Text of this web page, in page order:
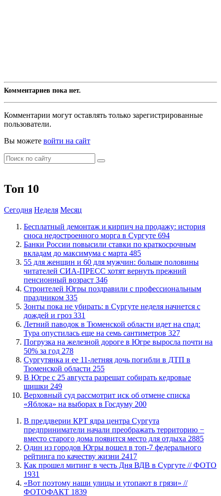
Комментариев пока нет.
Комментарии могут оставлять только зарегистрированные
пользователи.
Вы можете войти на сайт
Топ 10
Сегодня Неделя Месяц
​Бесплатный демонтаж и кирпич на продажу: история
сноса недостроенного морга в Сургуте 694
​Банки России повысили ставки по краткосрочным
вкладам до максимума с марта 485
​55 для женщин и 60 для мужчин: больше половины
читателей СИА-ПРЕСС хотят вернуть прежний
пенсионный возраст 346
​Строителей Югры поздравили с профессиональным
праздником 335
​Зонты пока не убирать: в Сургуте неделя начнется с
дождей и гроз 331
​Летний паводок в Тюменской области идет на спад:
Тура опустилась еще на семь сантиметров 327
​Погрузка на железной дороге в Югре выросла почти на
50% за год 278
Сургутянка и ее 11-летняя дочь погибли в ДТП в
Тюменской области 255
​В Югре с 25 августа разрешат собирать кедровые
шишки 249
​Верховный суд рассмотрит иск об отмене списка
«Яблока» на выборах в Госдуму 200
​В преддверии КРТ ядра центра Сургута
предприниматели начали преображать территорию −
вместо старого дома появится место для отдыха 2885
Один из городов Югры вошел в топ-7 федерального
рейтинга по качеству жизни 2417
Как прошел митинг в честь Дня ВДВ в Сургуте // ФОТО
1931
«Вот поэтому наши улицы и утопают в грязи» //
ФОТОФАКТ 1839